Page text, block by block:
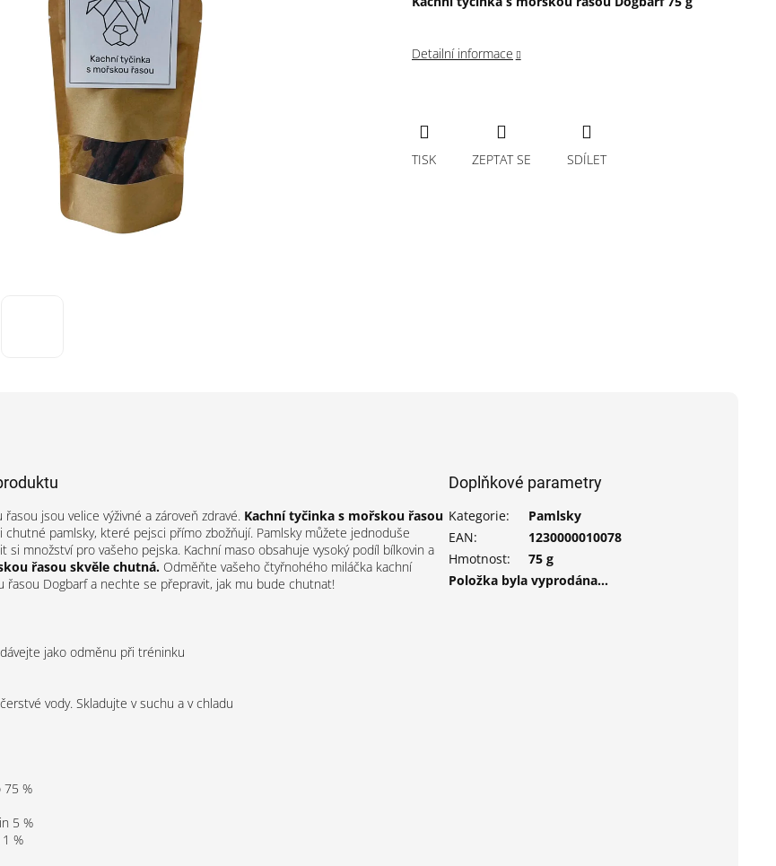
Detailní informace
TISK ZEPTAT SE SDÍLET
jsou velice výživné a zároveň zdravé. Kachní tyčinka s mořskou řasou
chutné pamlsky, které pejsci přímo zbožňují. Pamlsky můžete jednoduše
si množství pro vašeho pejska. Kachní maso obsahuje vysoký podíl bílkovin a
řasou skvěle chutná. Odměňte vašeho čtyřnohého miláčka kachní
řasou Dogbarf a nechte se přepravit, jak mu bude chutnat!
jako odměnu při tréninku
vody. Skladujte v suchu a v chladu
75 %
5 %
%
Doplňkové parametry
Kategorie:
Pamlsky
EAN:
1230000010078
Hmotnost:
75 g
Položka byla vyprodána…